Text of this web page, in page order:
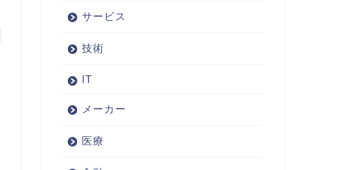
サービス
技術
IT
メーカー
医療